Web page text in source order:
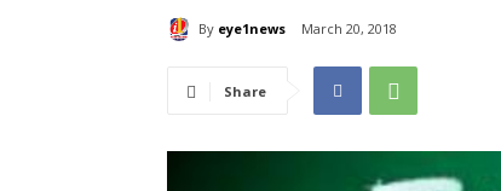
By eye1news March 20, 2018
Share